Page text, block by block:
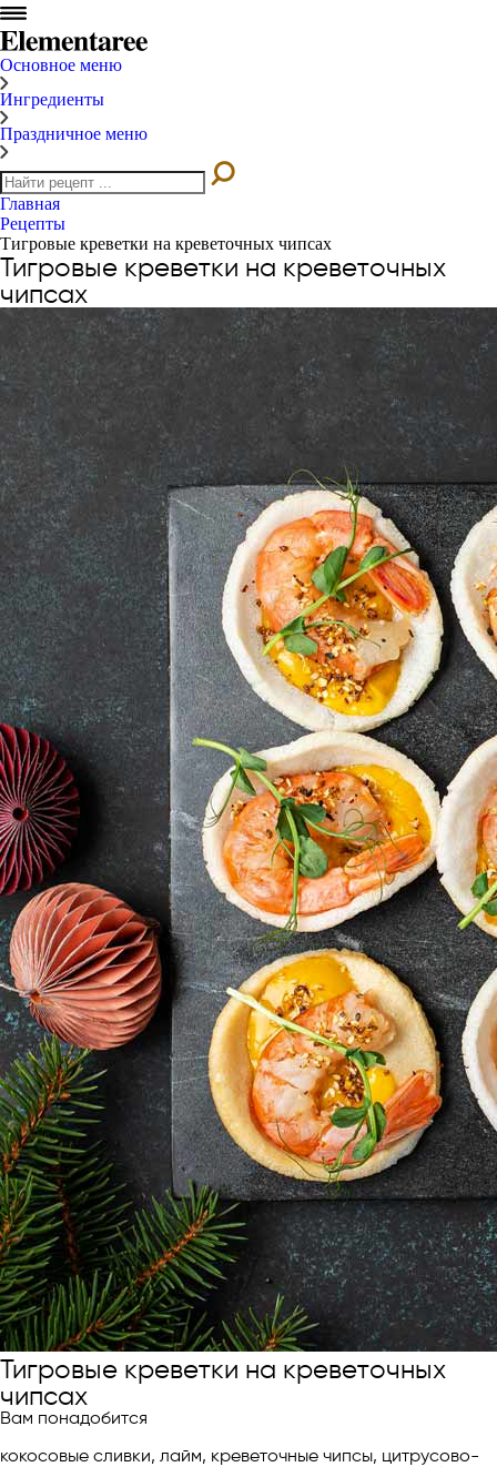
Основное меню
Ингредиенты
Праздничное меню
Главная
Рецепты
Тигровые креветки на креветочных чипсах
Тигровые креветки на креветочных
чипсах
Тигровые креветки на креветочных
чипсах
Вам понадобится
кокосовые сливки, лайм, креветочные чипсы, цитрусово-